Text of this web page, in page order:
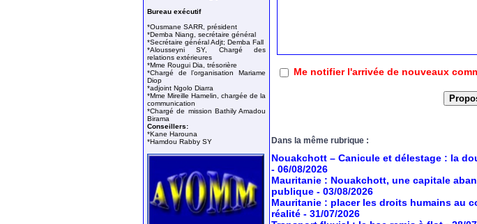
Bureau exécutif
*Ousmane SARR, président
*Demba Niang, secrétaire général
*Secrétaire général Adjt; Demba Fall
*Alousseyni SY, Chargé des
relations extérieures
*Mme Rougui Dia, trésorière
*Chargé de l’organisation Mariame
Diop
*adjoint Ngolo Diarra
*Mme Mireille Hamelin, chargée de la
communication
*Chargé de mission Bathily Amadou
Birama
Conseillers:
*Kane Harouna
*Hamdou Rabby SY
Me notifier l'arrivée de nouveaux
Dans la même rubrique :
Nouakchott – Canicule et délestage : la
- 06/08/2026
Mauritanie : Nouakchott, une capitale
publique - 03/08/2026
Mauritanie : placer les droits humains au
réalité - 31/07/2026